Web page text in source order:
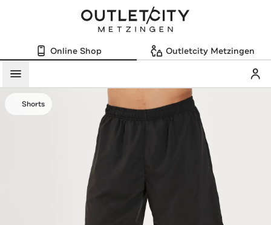
Online Shop Outletcity Metzingen
Menü
Shorts